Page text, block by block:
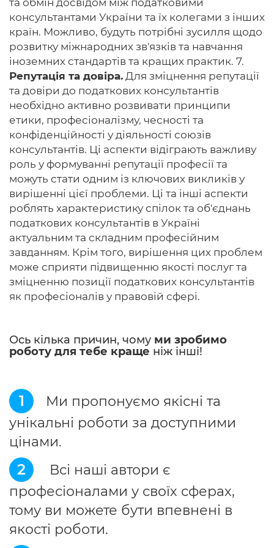
та обмін досвідом між податковими
консультантами України та їх колегами з інших
країн. Можливо, будуть потрібні зусилля щодо
розвитку міжнародних зв'язків та навчання
іноземних стандартів та кращих практик. 7.
Репутація та довіра. Для зміцнення репутації
та довіри до податкових консультантів
необхідно активно розвивати принципи
етики, професіоналізму, чесності та
конфіденційності у діяльності союзів
консультантів. Ці аспекти відіграють важливу
роль у формуванні репутації професії та
можуть стати одним із ключових викликів у
вирішенні цієї проблеми. Ці та інші аспекти
роблять характеристику спілок та об'єднань
податкових консультантів в Україні
актуальним та складним професійним
завданням. Крім того, вирішення цих проблем
може сприяти підвищенню якості послуг та
зміцненню позиції податкових консультантів
як професіоналів у правовій сфері.
Ось кілька причин, чому ми зробимо
роботу для тебе краще ніж інші!
1
Ми пропонуємо якісні та
унікальні роботи за доступними
цінами.
2
Всі наші автори є
професіоналами у своїх сферах,
тому ви можете бути впевнені в
якості роботи.